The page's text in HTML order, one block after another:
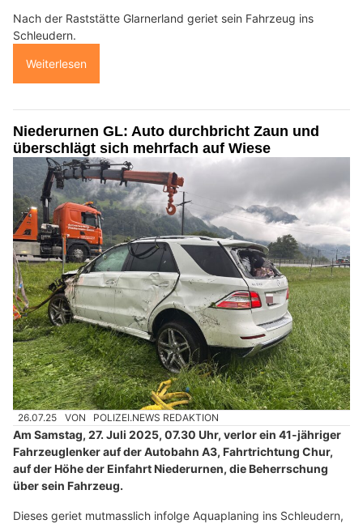
Nach der Raststätte Glarnerland geriet sein Fahrzeug ins
Schleudern.
Weiterlesen
Niederurnen GL: Auto durchbricht Zaun und
überschlägt sich mehrfach auf Wiese
26.07.25 VON POLIZEI.NEWS REDAKTION
Am Samstag, 27. Juli 2025, 07.30 Uhr, verlor ein 41-jähriger
Fahrzeuglenker auf der Autobahn A3, Fahrtrichtung Chur,
auf der Höhe der Einfahrt Niederurnen, die Beherrschung
über sein Fahrzeug.
Dieses geriet mutmasslich infolge Aquaplaning ins Schleudern,